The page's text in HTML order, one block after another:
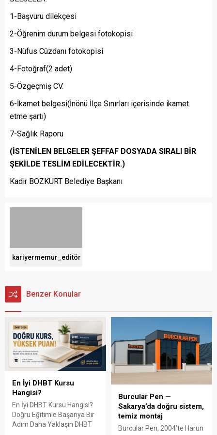
1-Başvuru dilekçesi
2-Öğrenim durum belgesi fotokopisi
3-Nüfus Cüzdanı fotokopisi
4-Fotoğraf(2 adet)
5-Özgeçmiş CV.
6-İkamet belgesi(İnönü İlçe Sınırları içerisinde ikamet
etme şartı)
7-Sağlık Raporu
(İSTENİLEN BELGELER ŞEFFAF DOSYADA SIRALI BİR
ŞEKİLDE TESLİM EDİLECEKTİR.)
Kadir BOZKURT Belediye Başkanı
kariyermemur_editör
Benzer Konular
En İyi DHBT Kursu
Hangisi?
En İyi DHBT Kursu Hangisi?
Doğru Eğitimle Başarıya Bir
Adım Daha Yaklaşın DHBT
Burcular Pen —
Sakarya’da doğru sistem,
temiz montaj
Burcular Pen, 2004’te Harun